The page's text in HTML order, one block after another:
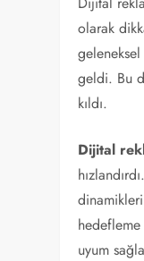
olarak
geldi. Bu
kıldı.
Dijital
uyum